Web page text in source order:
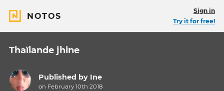
NOTOS
Sign in
Try it for free!
Thaïlande jhine
Published by Ine
on February 10th 2018